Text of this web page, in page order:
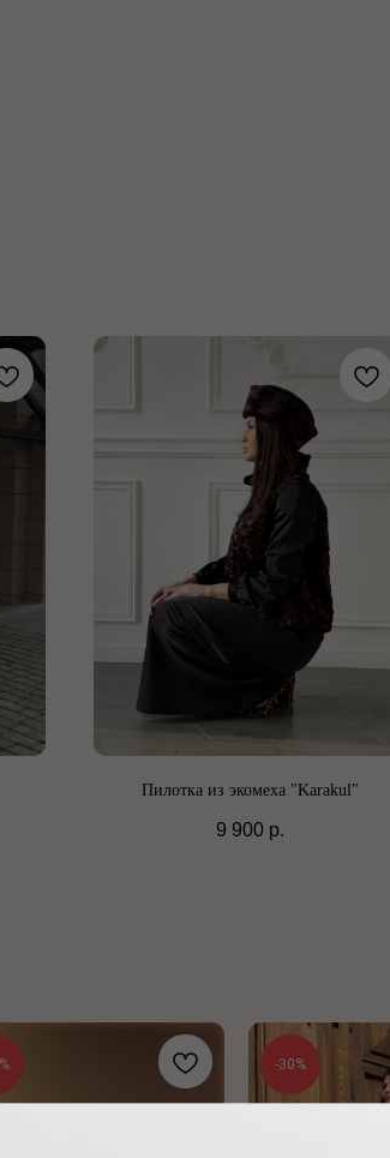
Пилотка из экомеха "Karakul"
9 900 р.
-30%